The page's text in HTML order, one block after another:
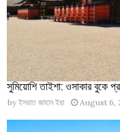
সুমিয়োশি তাইশা: ওসাকার বুকে
by ইসরাত জাহান ইরা August 6,